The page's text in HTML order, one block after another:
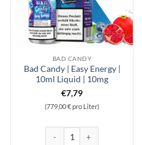
Liquid | 10mg Menge
BAD CANDY
Bad Candy | Easy Energy |
10ml Liquid | 10mg
€7,79
(779,00 € pro Liter)
Bad Candy | Easy Energy |